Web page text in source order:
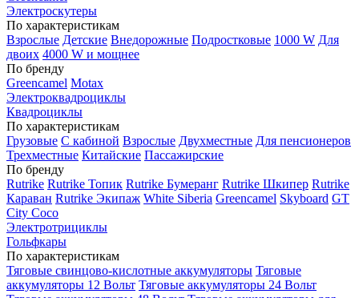
Электроскутеры
По характеристикам
Взрослые Детские Внедорожные Подростковые 1000 W Для
двоих 4000 W и мощнее
По бренду
Greencamel Motax
Электроквадроциклы
Квадроциклы
По характеристикам
Грузовые С кабиной Взрослые Двухместные Для пенсионеров
Трехместные Китайские Пассажирские
По бренду
Rutrike Rutrike Топик Rutrike Бумеранг Rutrike Шкипер Rutrike
Караван Rutrike Экипаж White Siberia Greencamel Skyboard GT
City Coco
Электротрициклы
Гольфкары
По характеристикам
Тяговые свинцово-кислотные аккумуляторы Тяговые
аккумуляторы 12 Вольт Тяговые аккумуляторы 24 Вольт